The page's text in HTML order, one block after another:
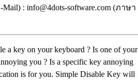
: info@4dots-software.com (ภาษา
a key on your keyboard ? Is one of your
you ? Is a specific key annoying
is for you. Simple Disable Key will